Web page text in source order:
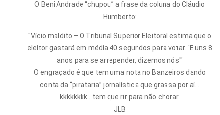
O Beni Andrade “chupou” a frase da coluna do Cláudio
Humberto:
"Vício maldito – O Tribunal Superior Eleitoral estima que o
eleitor gastará em média 40 segundos para votar. 'E uns 8
anos para se arrepender, dizemos nós'"
O engraçado é que tem uma nota no Banzeiros dando
conta da “pirataria” jornalística que grassa por aí…
kkkkkkkk…tem que rir para não chorar.
JLB